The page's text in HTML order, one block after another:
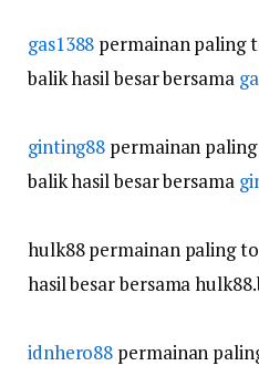
gas1388 permainan paling
balik hasil besar bersama
ginting88 permainan
balik hasil besar bersama
hulk88 permainan paling
hasil besar bersama
idnhero88 permainan